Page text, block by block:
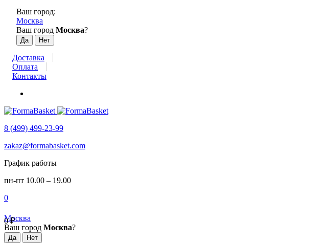
Ваш город:
Москва
Ваш город Москва?
Доставка
Оплата
Контакты
8 (499) 499-23-99
zakaz@formabasket.com
График работы
пн-пт 10.00 – 19.00
0
0₽
Москва
Ваш город Москва?